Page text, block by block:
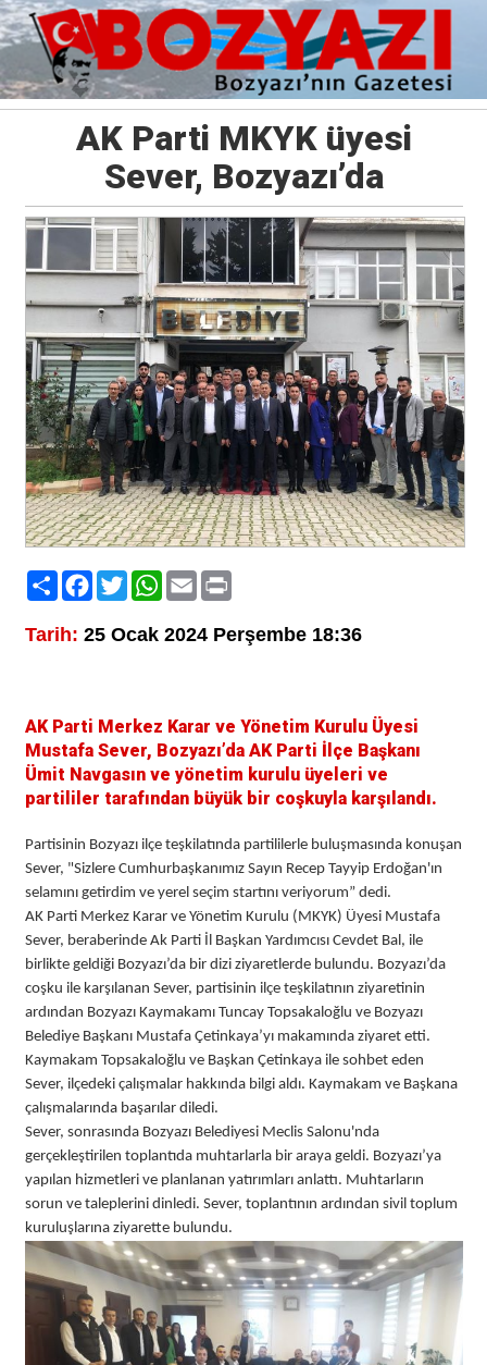
AK Parti MKYK üyesi
Sever, Bozyazı’da
PaylaşFacebook
TwitterWhatsApp
EmailPrint
Tarih: 25 Ocak 2024 Perşembe 18:36
AK Parti Merkez Karar ve Yönetim Kurulu Üyesi
Mustafa Sever, Bozyazı’da AK Parti İlçe Başkanı
Ümit Navgasın ve yönetim kurulu üyeleri ve
partililer tarafından büyük bir coşkuyla karşılandı.
Partisinin Bozyazı ilçe teşkilatında partililerle buluşmasında konuşan
Sever, "Sizlere Cumhurbaşkanımız Sayın Recep Tayyip Erdoğan'ın
selamını getirdim ve yerel seçim startını veriyorum” dedi.
AK Parti Merkez Karar ve Yönetim Kurulu (MKYK) Üyesi Mustafa
Sever, beraberinde Ak Parti İl Başkan Yardımcısı Cevdet Bal, ile
birlikte geldiği Bozyazı’da bir dizi ziyaretlerde bulundu. Bozyazı’da
coşku ile karşılanan Sever, partisinin ilçe teşkilatının ziyaretinin
ardından Bozyazı Kaymakamı Tuncay Topsakaloğlu ve Bozyazı
Belediye Başkanı Mustafa Çetinkaya’yı makamında ziyaret etti.
Kaymakam Topsakaloğlu ve Başkan Çetinkaya ile sohbet eden
Sever, ilçedeki çalışmalar hakkında bilgi aldı. Kaymakam ve Başkana
çalışmalarında başarılar diledi.
Sever, sonrasında Bozyazı Belediyesi Meclis Salonu'nda
gerçekleştirilen toplantıda muhtarlarla bir araya geldi. Bozyazı’ya
yapılan hizmetleri ve planlanan yatırımları anlattı. Muhtarların
sorun ve taleplerini dinledi. Sever, toplantının ardından sivil toplum
kuruluşlarına ziyarette bulundu.